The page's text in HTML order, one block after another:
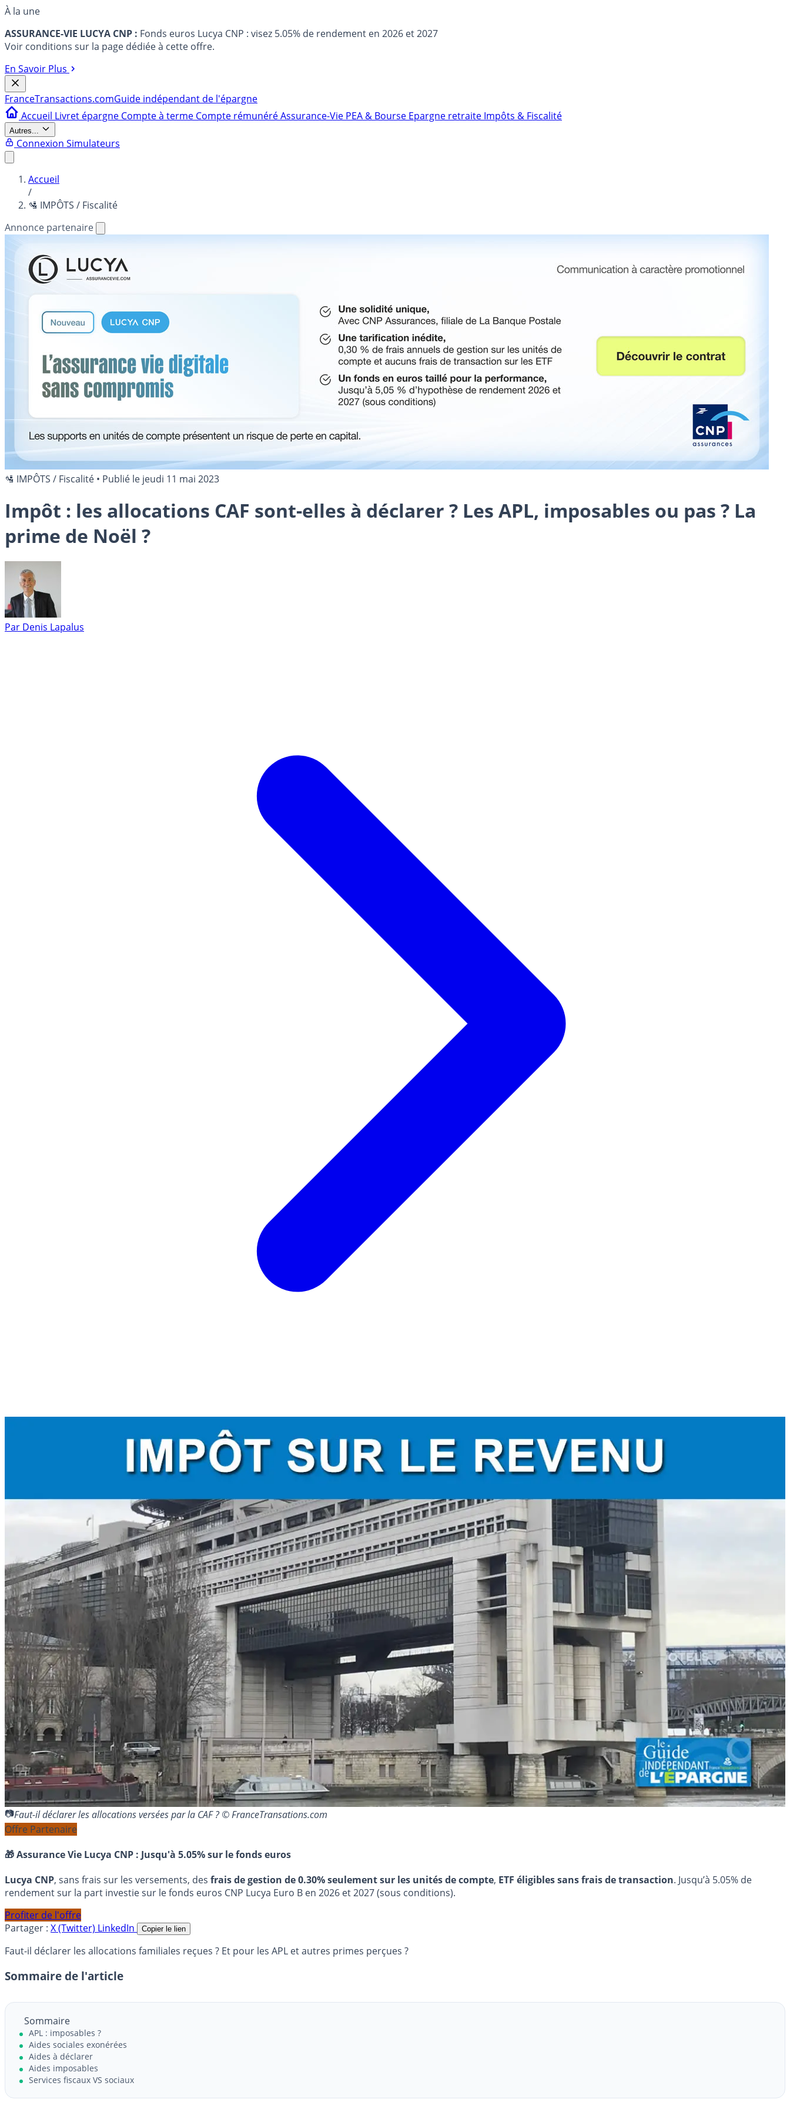
À la une
ASSURANCE-VIE LUCYA CNP : Fonds euros Lucya CNP : visez 5.05% de rendement en 2026 et 2027
Voir conditions sur la page dédiée à cette offre.
En Savoir Plus
FranceTransactions.comGuide indépendant de l'épargne
Accueil Livret épargne Compte à terme Compte rémunéréAssurance-Vie PEA & Bourse Epargne retraite Impôts & Fiscalité
Autres...
Connexion Simulateurs
Accueil
/
🛂 IMPÔTS / Fiscalité
Annonce partenaire
🛂 IMPÔTS / Fiscalité • Publié le jeudi 11 mai 2023
Impôt : les allocations CAF sont-elles à déclarer ? Les APL, imposables ou pas ? La
prime de Noël ?
Par Denis Lapalus
Faut-il déclarer les allocations versées par la CAF ? © FranceTransations.com
Offre Partenaire
🎁 Assurance Vie Lucya CNP : Jusqu'à 5.05% sur le fonds euros
Lucya CNP, sans frais sur les versements, des frais de gestion de 0.30% seulement sur les unités de compte, ETF éligibles sans frais de transaction. Jusqu’à 5.05% de
rendement sur la part investie sur le fonds euros CNP Lucya Euro B en 2026 et 2027 (sous conditions).
Profiter de l'offre
Partager : X (Twitter) LinkedIn Copier le lien
Faut-il déclarer les allocations familiales reçues ? Et pour les APL et autres primes perçues ?
Sommaire de l'article
Sommaire
APL : imposables ?
Aides sociales exonérées
Aides à déclarer
Aides imposables
Services fiscaux VS sociaux